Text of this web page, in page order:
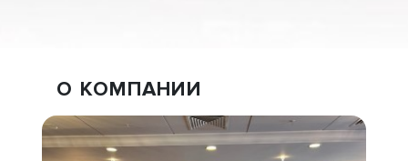
О КОМПАНИИ